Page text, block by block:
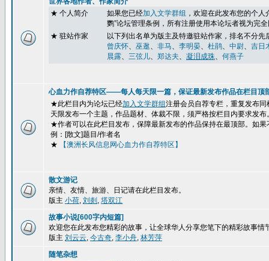
★ 个人简介
如果您已经加入文学群组 ， 欢迎在此发布您的个人
鹦”论坛管理条例，所有注册使用本论坛者视为完
★ 驻站作家
以下列出名单为版主及特邀驻站作家，排名不分先
曾庆怀、 巫逖、 非马、 李明晏、 杜鹃、 中尉、 吉日
晨露、 三弦儿、 郑达夫、 凝泪成珠、 何燕子
心血力作自荐特区——每人每天限一篇，保证最新发布作品在栏目顶
★此栏目内为论坛已经加入文学群组注册会员自荐专栏，重复发布
天限发布一个主题，作品题材、体裁不限，须严格按栏目内要求发布
★作者可以在此栏目发布，保障最新发布的作品保持在最顶部。如
例：[散文]题目/作者名
★ 【澳洲长风信息网心血力作自荐特区】
散文游记
亲情、友情、旅游、日记请在此栏目发布。
版主 小荷, 刘剡 , 塔双江
故事小说[600字内短篇]
欢迎您在此发布您精彩的故事，让全球华人分享您笔下的精彩故事情
版主 刘云云, 今古奇, 李小舟, 林芳萍
随笔杂想